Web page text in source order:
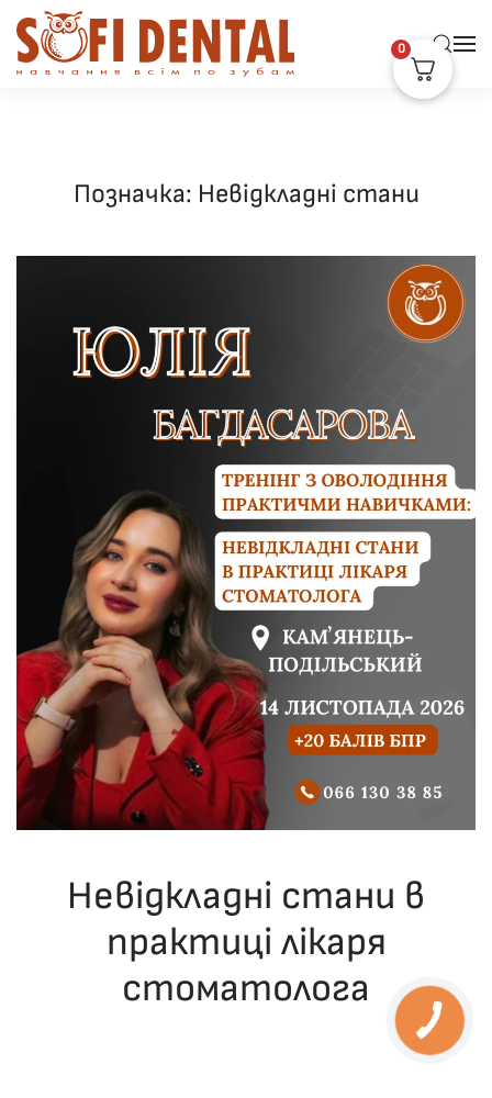
Skip to main content
Позначка: Невідкладні стани
Невідкладні стани в
практиці лікаря
стоматолога
. ОПУБЛІКОВАНО В
0